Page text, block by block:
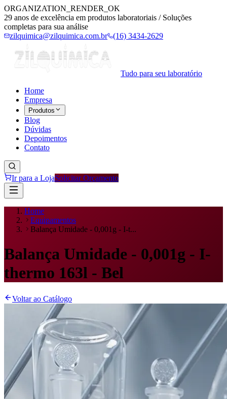
ORGANIZATION_RENDER_OK
29 anos de excelência em produtos laboratoriais / Soluções
completas para sua análise
zilquimica@zilquimica.com.br
(16) 3434-2629
Tudo para seu laboratório
Home
Empresa
Produtos
Blog
Dúvidas
Depoimentos
Contato
Ir para a LojaSolicitar Orçamento
Home
Equipamentos
Balança Umidade - 0,001g - I-t...
Balança Umidade - 0,001g - I-
thermo 163l - Bel
Voltar ao Catálogo